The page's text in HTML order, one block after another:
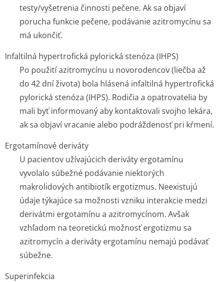
testy/vyšetrenia činnosti pečene. Ak sa objaví
porucha funkcie pečene, podávanie azitromycínu sa
má ukončiť.
Infaltilná hypertrofická pylorická stenóza (IHPS)
Po použití azitromycínu u novorodencov (liečba až
do 42 dní života) bola hlásená infaltilná hypertrofická
pylorická stenóza (IHPS). Rodičia a opatrovatelia by
mali byť informovaný aby kontaktovali svojho lekára,
ak sa objaví vracanie alebo podráždenosť pri kŕmení.
Ergotamínové deriváty
U pacientov užívajúcich deriváty ergotamínu
vyvolalo súbežné podávanie niektorých
makrolidových antibiotík ergotizmus. Neexistujú
údaje týkajúce sa možnosti vzniku interakcie medzi
derivátmi ergotamínu a azitromycínom. Avšak
vzhľadom na teoretickú možnosť ergotizmu sa
azitromycín a deriváty ergotamínu nemajú podávať
súbežne.
Superinfekcia